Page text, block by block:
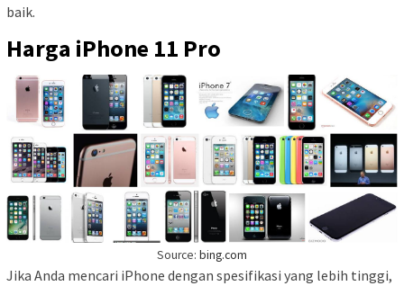
baik.
Harga iPhone 11 Pro
Source: bing.com
Jika Anda mencari iPhone dengan spesifikasi yang lebih tinggi,